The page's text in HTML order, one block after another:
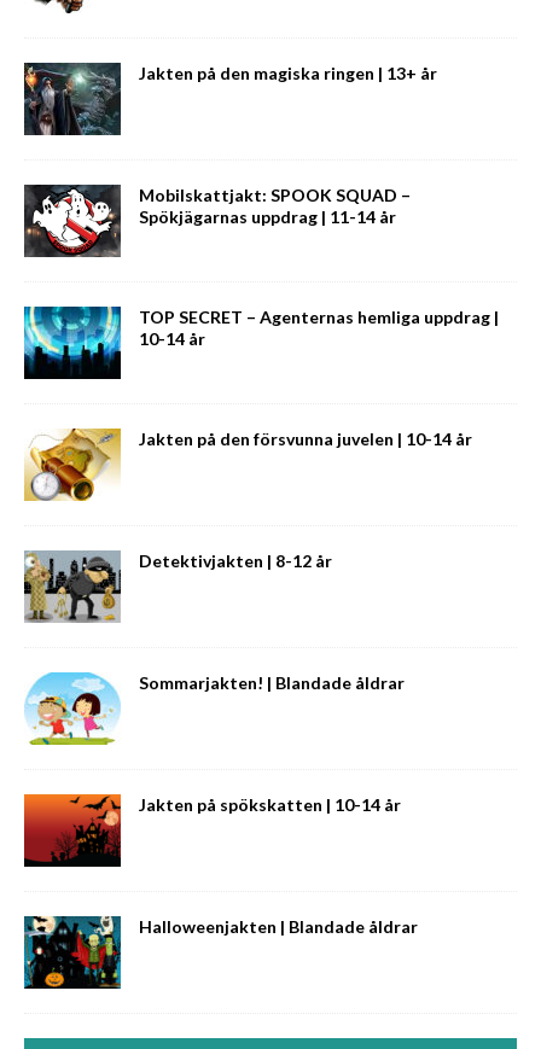
Jakten på den magiska ringen | 13+ år
Mobilskattjakt: SPOOK SQUAD –
Spökjägarnas uppdrag | 11-14 år
TOP SECRET – Agenternas hemliga uppdrag |
10-14 år
Jakten på den försvunna juvelen | 10-14 år
Detektivjakten | 8-12 år
Sommarjakten! | Blandade åldrar
Jakten på spökskatten | 10-14 år
Halloweenjakten | Blandade åldrar